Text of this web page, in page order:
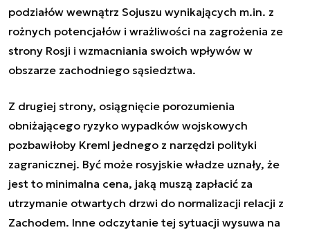
podziałów wewnątrz Sojuszu wynikających m.in. z
rożnych potencjałów i wrażliwości na zagrożenia ze
strony Rosji i wzmacniania swoich wpływów w
obszarze zachodniego sąsiedztwa.
Z drugiej strony, osiągnięcie porozumienia
obniżającego ryzyko wypadków wojskowych
pozbawiłoby Kreml jednego z narzędzi polityki
zagranicznej. Być może rosyjskie władze uznały, że
jest to minimalna cena, jaką muszą zapłacić za
utrzymanie otwartych drzwi do normalizacji relacji z
Zachodem. Inne odczytanie tej sytuacji wysuwa na